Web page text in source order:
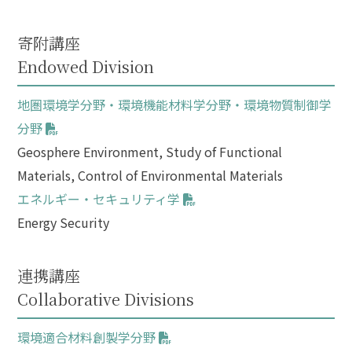
寄附講座
Endowed Division
地圏環境学分野・環境機能材料学分野・環境物質制御学
分野
Geosphere Environment, Study of Functional
Materials, Control of Environmental Materials
エネルギー・セキュリティ学
Energy Security
連携講座
Collaborative Divisions
環境適合材料創製学分野